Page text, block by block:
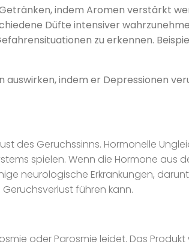
indem Aromen verstärkt
Düfte intensiver
zu erkennen.
indem er Depressionen
des Geruchssinns. Hormonelle
spielen. Wenn die Hormone
neurologische Erkrankungen,
führen kann.
oder Parosmie leidet. Das